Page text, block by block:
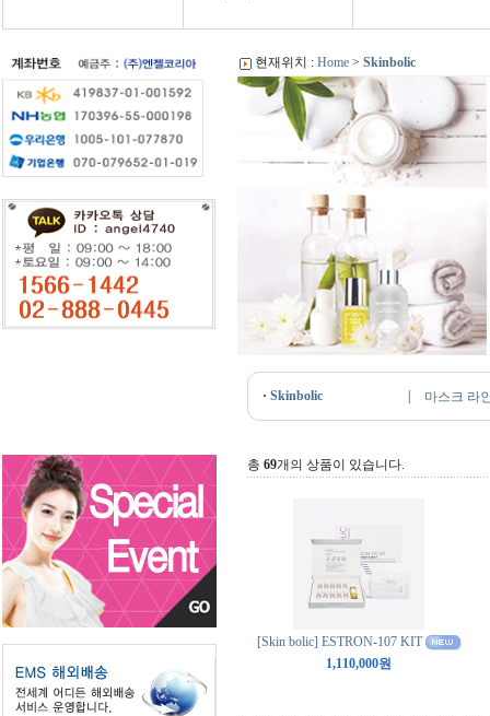
현재위치 : Home > Skinbolic
· Skinbolic 마스크 라
총 69개의 상품이 있습니다.
[Skin bolic] ESTRON-107 KIT
1,110,000원